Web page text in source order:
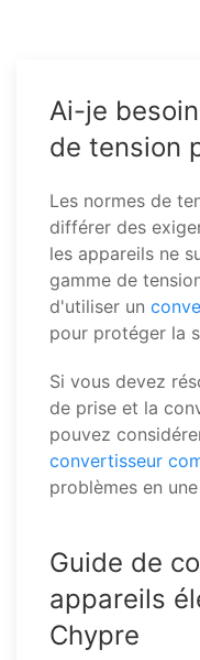
Ai-je
de tension
Les normes de
différer des
les appareils ne
gamme de
d'utiliser un
pour protéger la
Si vous devez
de prise et la
pouvez
convertisseur
problèmes en
Guide de
appareils
Chypre